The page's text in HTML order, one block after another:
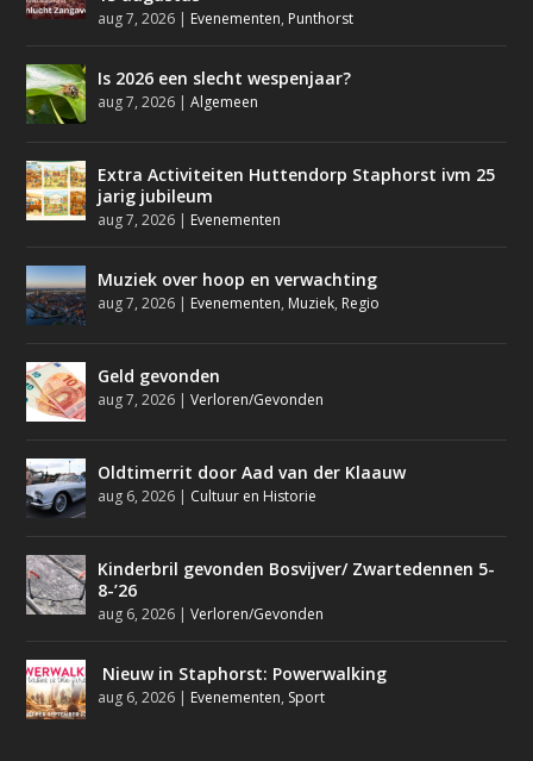
aug 7, 2026 | Evenementen, Punthorst
Is 2026 een slecht wespenjaar?
aug 7, 2026 |Algemeen
Extra Activiteiten Huttendorp Staphorst ivm 25
jarig jubileum
aug 7, 2026 | Evenementen
Muziek over hoop en verwachting
aug 7, 2026 | Evenementen, Muziek, Regio
Geld gevonden
aug 7, 2026 |Verloren/Gevonden
Oldtimerrit door Aad van der Klaauw
aug 6, 2026 | Cultuur en Historie
Kinderbril gevonden Bosvijver/ Zwartedennen 5-
8-’26
aug 6, 2026 |Verloren/Gevonden
Nieuw in Staphorst: Powerwalking
aug 6, 2026 | Evenementen, Sport